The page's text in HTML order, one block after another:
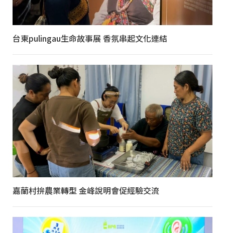
台東pulingau生命故事展 香氛串起文化連結
嘉蘭村拚農業轉型 金峰說明會促經驗交流